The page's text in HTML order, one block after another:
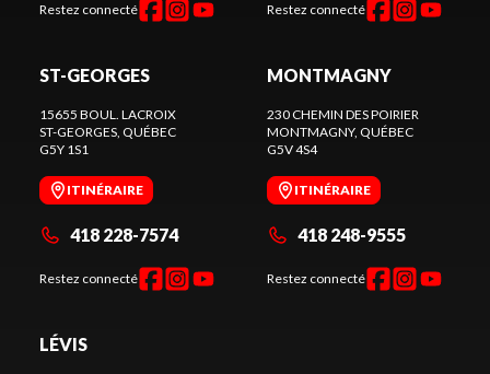
Restez connecté Restez connecté
ST-GEORGES
15655 BOUL. LACROIX
ST-GEORGES, QUÉBEC
G5Y 1S1
ITINÉRAIRE
418 228-7574
Restez connecté
MONTMAGNY
230 CHEMIN DES POIRIER
MONTMAGNY, QUÉBEC
G5V 4S4
ITINÉRAIRE
418 248-9555
Restez connecté
LÉVIS